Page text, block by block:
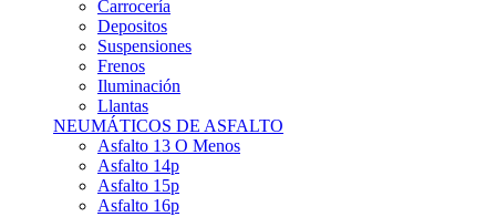
Carrocería
Depositos
Suspensiones
Frenos
Iluminación
Llantas
NEUMÁTICOS DE ASFALTO
Asfalto 13 O Menos
Asfalto 14p
Asfalto 15p
Asfalto 16p